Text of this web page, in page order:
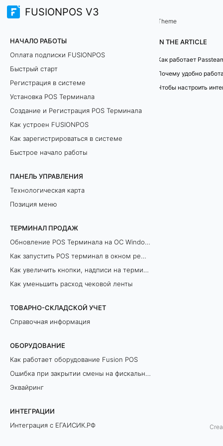
FUSIONPOS V3
НАЧАЛО РАБОТЫ
Оплата подписки FUSIONPOS
Быстрый старт
Регистрация в системе
Установка POS Терминала
Создание и Регистрация POS Терминала
Как устроен FUSIONPOS
Как зарегистрироваться в системе
Быстрое начало работы
ПАНЕЛЬ УПРАВЛЕНИЯ
Технологическая карта
Позиция меню
ТЕРМИНАЛ ПРОДАЖ
Обновление POS Терминала на ОС Windows
Как запустить POS терминал в окном режиме
Как увеличить кнопки, надписи на терминале продаж
Как уменьшить расход чековой ленты
ТОВАРНО-СКЛАДСКОЙ УЧЕТ
Справочная информация
ОБОРУДОВАНИЕ
Как работает оборудование Fusion POS
Ошибка при закрытии смены на фискальном регистраторе
Эквайринг
ИНТЕГРАЦИИ
Интеграция с ЕГАИСИК.РФ
Интеграции
t
в
т
о
и
з
Theme
IN THE ARTICLE
Как работает
Чтобы настроить